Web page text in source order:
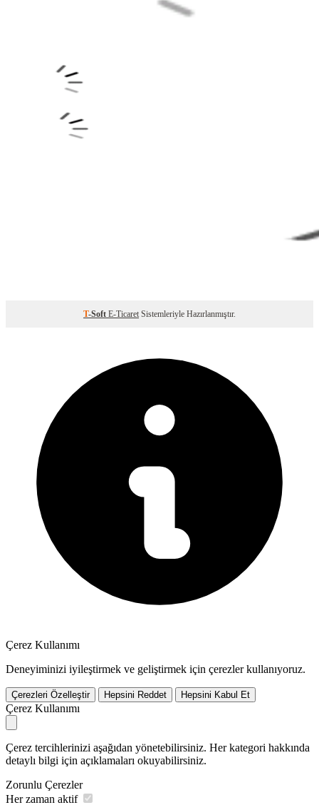
T-Soft E-Ticaret Sistemleriyle Hazırlanmıştır.
Çerez Kullanımı
Deneyiminizi iyileştirmek ve geliştirmek için çerezler kullanıyoruz.
Çerezleri Özelleştir Hepsini Reddet Hepsini Kabul Et
Çerez Kullanımı
Çerez tercihlerinizi aşağıdan yönetebilirsiniz. Her kategori hakkında
detaylı bilgi için açıklamaları okuyabilirsiniz.
Zorunlu Çerezler
Her zaman aktif